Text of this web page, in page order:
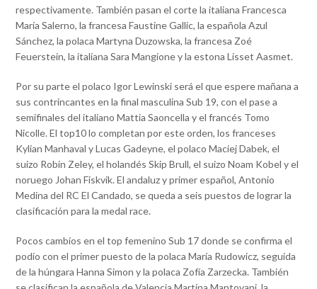
respectivamente. También pasan el corte la italiana Francesca
María Salerno, la francesa Faustine Gallic, la española Azul
Sánchez, la polaca Martyna Duzowska, la francesa Zoé
Feuerstein, la italiana Sara Mangione y la estona Lisset Aasmet.
Por su parte el polaco Igor Lewinski será el que espere mañana a
sus contrincantes en la final masculina Sub 19, con el pase a
semifinales del italiano Mattia Saoncella y el francés Tomo
Nicolle. El top10 lo completan por este orden, los franceses
Kylian Manhaval y Lucas Gadeyne, el polaco Maciej Dabek, el
suizo Robin Zeley, el holandés Skip Brull, el suizo Noam Kobel y el
noruego Johan Fiskvik. El andaluz y primer español, Antonio
Medina del RC El Candado, se queda a seis puestos de lograr la
clasificación para la medal race.
Pocos cambios en el top femenino Sub 17 donde se confirma el
podio con el primer puesto de la polaca María Rudowicz, seguida
de la húngara Hanna Simon y la polaca Zofía Zarzecka. También